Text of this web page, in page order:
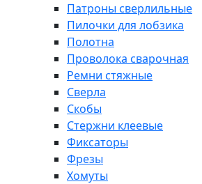
Патроны сверлильные
Пилочки для лобзика
Полотна
Проволока сварочная
Ремни стяжные
Сверла
Скобы
Стержни клеевые
Фиксаторы
Фрезы
Хомуты